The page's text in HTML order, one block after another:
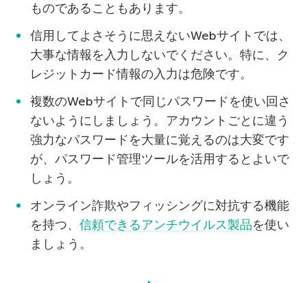
ものであることもあります。
信用してよさそうに思えないWebサイトでは、
大事な情報を入力しないでください。特に、ク
レジットカード情報の入力は危険です。
複数のWebサイトで同じパスワードを使い回さ
ないようにしましょう。アカウントごとに違う
強力なパスワードを大量に覚えるのは大変です
が、パスワード管理ツールを活用するとよいで
しょう。
オンライン詐欺やフィッシングに対抗する機能
を持つ、 信頼できるアンチウイルス製品を使い
ましょう。